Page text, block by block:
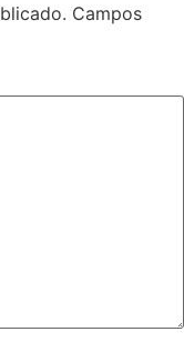
Campos